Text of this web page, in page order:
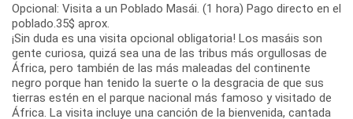
Opcional: Visita a un Poblado Masái. (1 hora) Pago directo en el
poblado.35$ aprox.
¡Sin duda es una visita opcional obligatoria! Los masáis son
gente curiosa, quizá sea una de las tribus más orgullosas de
África, pero también de las más maleadas del continente
negro porque han tenido la suerte o la desgracia de que sus
tierras estén en el parque nacional más famoso y visitado de
África. La visita incluye una canción de la bienvenida, cantada